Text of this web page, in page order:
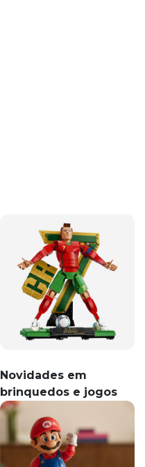
Novidades em
brinquedos e jogos